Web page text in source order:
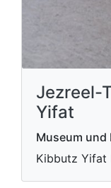
Jezreel-
Yifat
Museum und
Ki​bbutz Yifat